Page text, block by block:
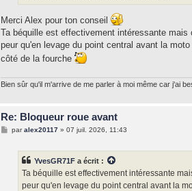
Merci Alex pour ton conseil
Ta béquille est effectivement intéressante
peur qu'en levage du point central avant la
côté de la fourche
Bien sûr qu'il m'arrive de me parler à moi même car j'ai
Re: Bloqueur roue avant
Mparalex20117» 07 juil. 2026, 11:43
YvesGR71F a écrit :
Ta béquille est effectivement intéressante
peur qu'en levage du point central avant la